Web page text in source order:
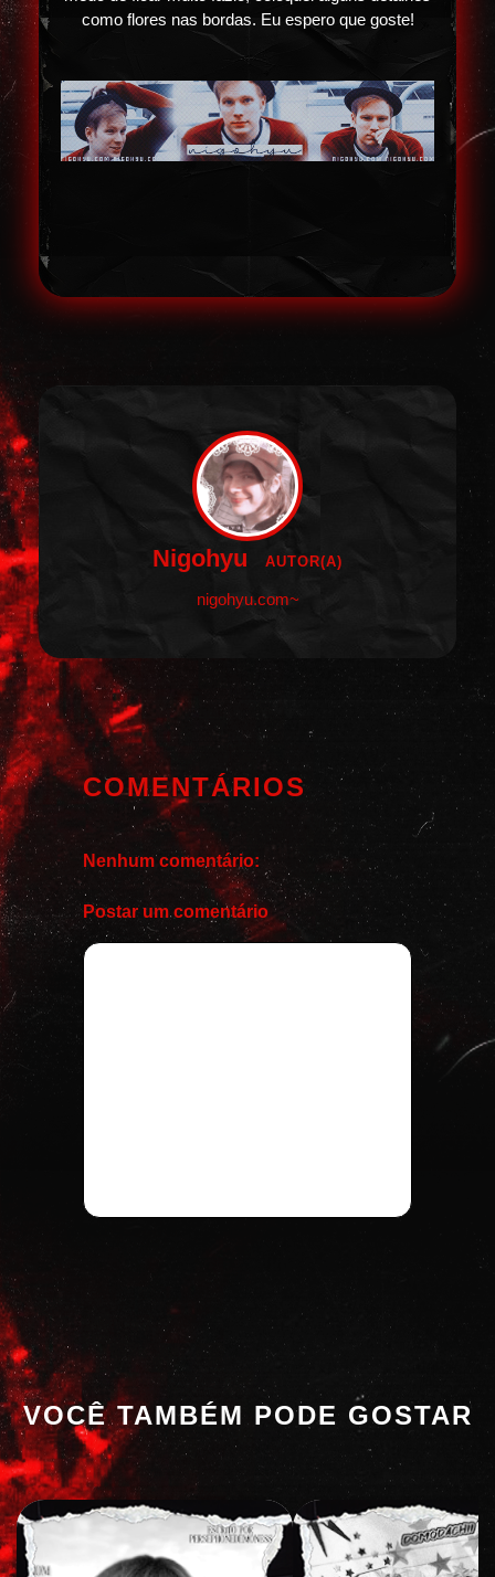
como flores nas bordas. Eu espero que goste!
Nigohyu AUTOR(A)
nigohyu.com~
COMENTÁRIOS
Nenhum comentário:
Postar um comentário
VOCÊ TAMBÉM PODE GOSTAR